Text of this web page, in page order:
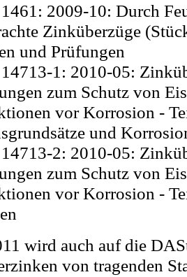
2009-10: Durch
Zinküberzüge
und Prüfungen
1: 2010-05:
zum Schutz von
vor Korrosion -
und
2: 2010-05:
zum Schutz von
vor Korrosion -
wird auch auf die
von tragenden